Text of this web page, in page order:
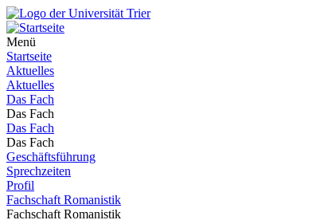
Menü
Startseite
Aktuelles
Aktuelles
Das Fach
Das Fach
Das Fach
Das Fach
Geschäftsführung
Sprechzeiten
Profil
Fachschaft Romanistik
Fachschaft Romanistik